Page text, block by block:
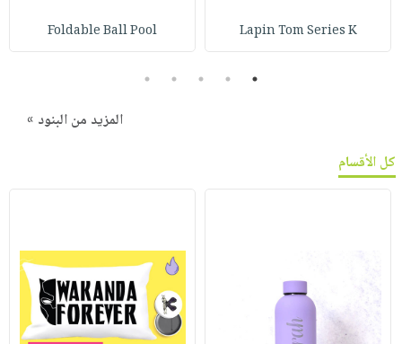
Lapin Tom Series K
Foldable Ball Pool
1
2
3
4
5
المزيد من البنود »
كل الأقسام